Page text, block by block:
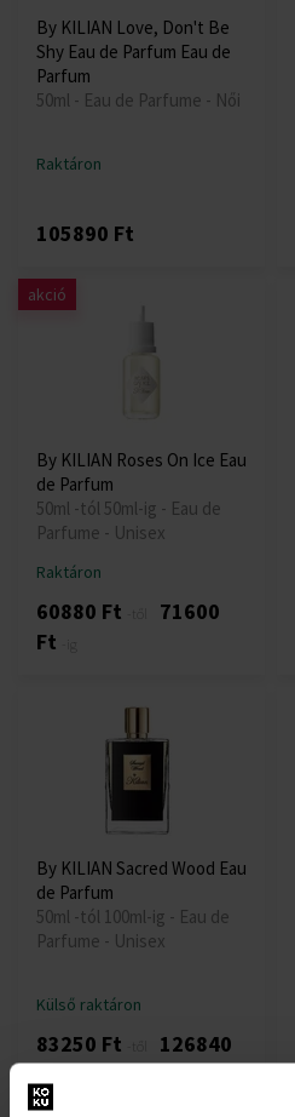
By KILIAN Love, Don't Be
Shy Eau de Parfum Eau de
Parfum
50ml - Eau de Parfume - Női
Raktáron
105890 Ft
akció
By KILIAN Roses On Ice Eau
de Parfum
50ml -tól 50ml-ig - Eau de
Parfume - Unisex
Raktáron
60880 Ft
71600
Ft
By KILIAN Sacred Wood Eau
de Parfum
50ml -tól 100ml-ig - Eau de
Parfume - Unisex
Külső raktáron
83250 Ft
126840